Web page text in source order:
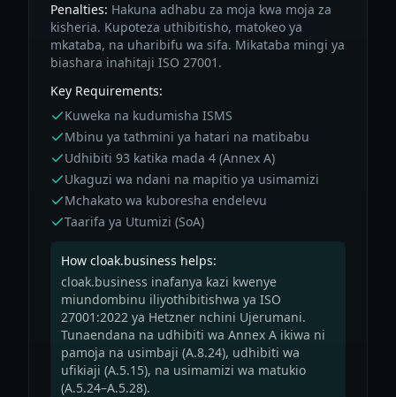
Penalties: Hakuna adhabu za moja kwa moja za
kisheria. Kupoteza uthibitisho, matokeo ya
mkataba, na uharibifu wa sifa. Mikataba mingi ya
biashara inahitaji ISO 27001.
Key Requirements:
Kuweka na kudumisha ISMS
Mbinu ya tathmini ya hatari na matibabu
Udhibiti 93 katika mada 4 (Annex A)
Ukaguzi wa ndani na mapitio ya usimamizi
Mchakato wa kuboresha endelevu
Taarifa ya Utumizi (SoA)
How cloak.business helps:
cloak.business inafanya kazi kwenye
miundombinu iliyothibitishwa ya ISO
27001:2022 ya Hetzner nchini Ujerumani.
Tunaendana na udhibiti wa Annex A ikiwa ni
pamoja na usimbaji (A.8.24), udhibiti wa
ufikiaji (A.5.15), na usimamizi wa matukio
(A.5.24–A.5.28).